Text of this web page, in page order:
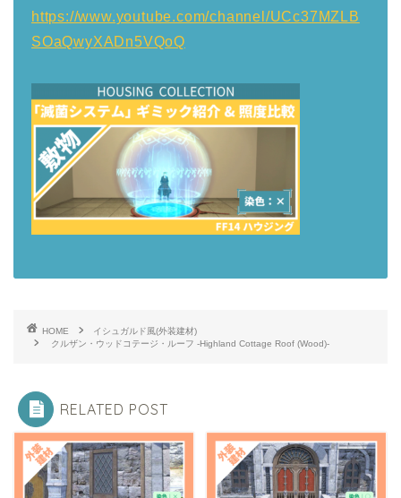
https://www.youtube.com/channel/UCc37MZLB
SOaQwyXADn5VQoQ
HOME
イシュガルド風(外装建材)
クルザン・ウッドコテージ・ルーフ -Highland Cottage Roof (Wood)-
RELATED POST